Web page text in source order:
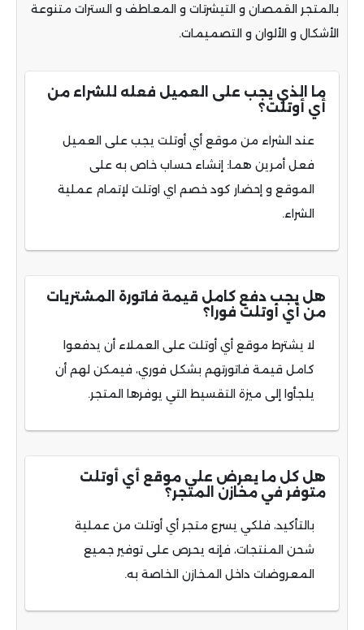
بالمتجر القمصان و التيشرتات و المعاطف و السترات متنوعة
الأشكال و الألوان و التصميمات.
ما الذي يجب على العميل فعله للشراء من
أي أوتلت؟
عند الشراء من موقع أي أوتلت يجب على العميل
فعل أمرين هما: إنشاء حساب خاص به على
الموقع و إحضار كود خصم اي اوتلت لإتمام عملية
الشراء.
هل يجب دفع كامل قيمة فاتورة المشتريات
من أي أوتلت فورا؟
لا يشترط موقع أي أوتلت على العملاء أن يدفعوا
كامل قيمة فاتورتهم بشكل فوري، فيمكن لهم أن
يلجأوا إلى ميزة التقسيط التي يوفرها المتجر.
هل كل ما يعرض على موقع أي أوتلت
متوفر في مخازن المتجر؟
بالتأكيد، فلكي يسرع متجر أي أوتلت من عملية
شحن المنتجات، فإنه يحرص على توفير جميع
المعروضات داخل المخازن الخاصة به.